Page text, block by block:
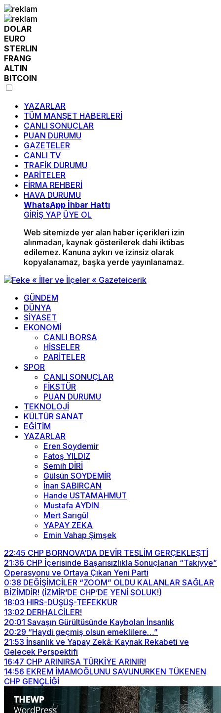
DOLAR
EURO
STERLIN
FRANG
ALTIN
BITCOIN
YAZARLAR
TÜM MANŞET HABERLERİ
CANLI SONUÇLAR
PUAN DURUMU
GAZETELER
CANLI TV
TRAFİK DURUMU
PARİTELER
FİRMA REHBERİ
HAVA DURUMU
WhatsApp İhbar Hattı
GİRİŞ YAP ÜYE OL
Web sitemizde yer alan haber içerikleri izin
alınmadan, kaynak gösterilerek dahi iktibas
edilemez. Kanuna aykırı ve izinsiz olarak
kopyalanamaz, başka yerde yayınlanamaz.
GÜNDEM
DÜNYA
SİYASET
EKONOMİ
CANLI BORSA
HİSSELER
PARİTELER
SPOR
CANLI SONUÇLAR
FİKSTÜR
PUAN DURUMU
TEKNOLOJİ
KÜLTÜR SANAT
EĞİTİM
YAZARLAR
Eren Soydemir
Fatoş YILDIZ
Semih DİRİ
Gülsün SOYDEMİR
İnan SABIRCAN
Hande USTAMAHMUT
Mustafa AYDIN
Mert Sarıgül
YAPAY ZEKA
Emin Vahap Şimşek
22:45 CHP BORNOVA’DA DEVİR TESLİM GERÇEKLEŞTİ
21:36 CHP İçerisinde Başarısızlıkla Sonuçlanan “Takiyye”
Operasyonu ve Ortaya Çıkan Yeni Parti
0:38 DEĞİŞİMCİLER “ZOOM” OLDU KALANLAR SAĞLAR
BİZİMDİR! (İZMİR’DE CHP’DE YENİ SOLUK!)
18:03 HIRS-DÜŞÜŞ-TEFEKKÜR
13:02 DERHALCİLER!
20:01 Savaşın Gürültüsünde Kaybolan İnsanlık
20:29 “Haydi geçmiş olsun emeklilere…”
21:53 İnsanlık ve Yapay Zekâ: Kaynak Rekabeti ve
Gelecek Perspektifi
16:47 CHP ARINIRSA TÜRKİYE ARINIR!
14:56 EKREM İMAMOĞLUNU SAVUNURKEN TÜKENEN
CHP GENÇLİĞİ